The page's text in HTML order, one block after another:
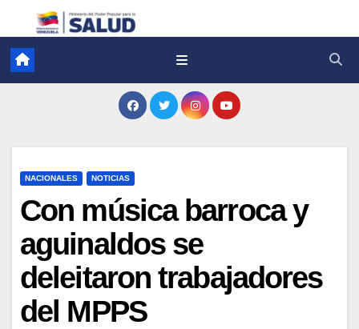
NACIONALES NOTICIAS
Con música barroca y
aguinaldos se
deleitaron trabajadores
del MPPS